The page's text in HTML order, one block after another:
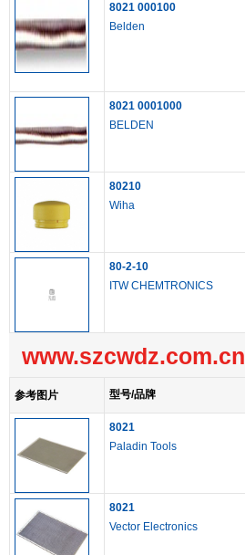
8021 000100
Belden
8021 0001000
BELDEN
80210
Wiha
80-2-10
ITW CHEMTRONICS
www.szcwdz.com.cn
参考图片 型号/品牌
8021
Paladin Tools
8021
Vector Electronics